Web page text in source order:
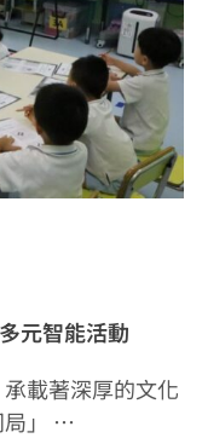
多元智能活動
載著深厚的文化
局」 …